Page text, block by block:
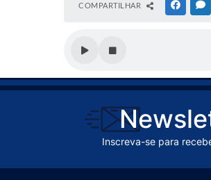
COMPARTILHAR
Inscreva-se para